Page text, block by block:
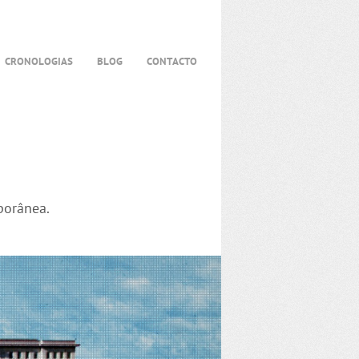
CRONOLOGIAS BLOG CONTACTO